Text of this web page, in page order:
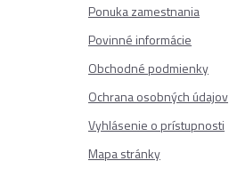
Ponuka zamestnania
Povinné informácie
Obchodné podmienky
Ochrana osobných údajov
Vyhlásenie o prístupnosti
Mapa stránky